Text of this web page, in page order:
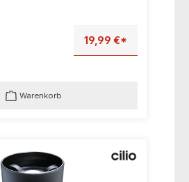
19,99 €*
Warenkorb